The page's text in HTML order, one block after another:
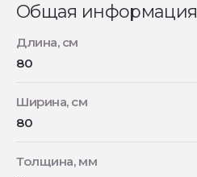
Общая информация
Длина, см
80
Ширина, см
80
Толщина, мм